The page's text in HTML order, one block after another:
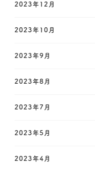
2023年12月
2023年10月
2023年9月
2023年8月
2023年7月
2023年5月
2023年4月